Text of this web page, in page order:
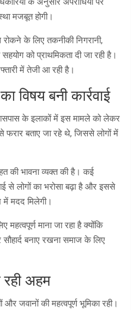
मजबूत होगी।
के लिए तकनीकी निगरानी,
को प्राथमिकता दी जा रही है।
में तेजी आ रही है।
विषय बनी कार्रवाई
के इलाकों में इस मामले को लेकर
फरार बताए जा रहे थे, जिससे लोगों में
की भावना व्यक्त की है। कई
से लोगों का भरोसा बढ़ा है और इससे
में मदद मिलेगी।
माना जा रहा है क्योंकि
बनाए रखना समाज के लिए
रही अहम
और जवानों की महत्वपूर्ण भूमिका रही।